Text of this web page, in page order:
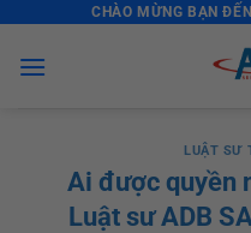
content
CHÀO MỪNG BẠN
LUẬT SƯ
Ai được quyền
Luật sư ADB